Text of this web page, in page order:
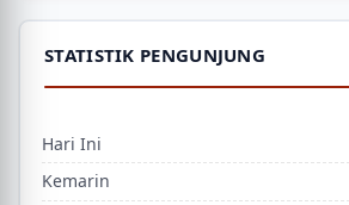
STATISTIK PENGUNJUNG
Hari Ini
Kemarin